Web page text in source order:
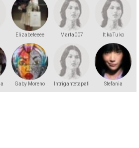
Elizabeteeee Marta007
It kā Tu ko
Gaby Moreno Intrigantetapati Stefania